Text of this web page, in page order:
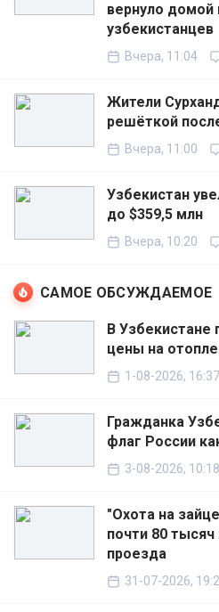
вернуло домой
узбекистанцев
Вчера, 11:04
Жители
решёткой
Вчера, 11:00
Узбекистан
до $359,5 млн
Вчера, 10:20
САМОЕ ОБСУЖДАЕМОЕ
В
цены на
1-08-2026, 16:37
Гражданка
флаг России
3-08-2026, 10:18
"Охота на
почти 80
проезда
31-07-2026,